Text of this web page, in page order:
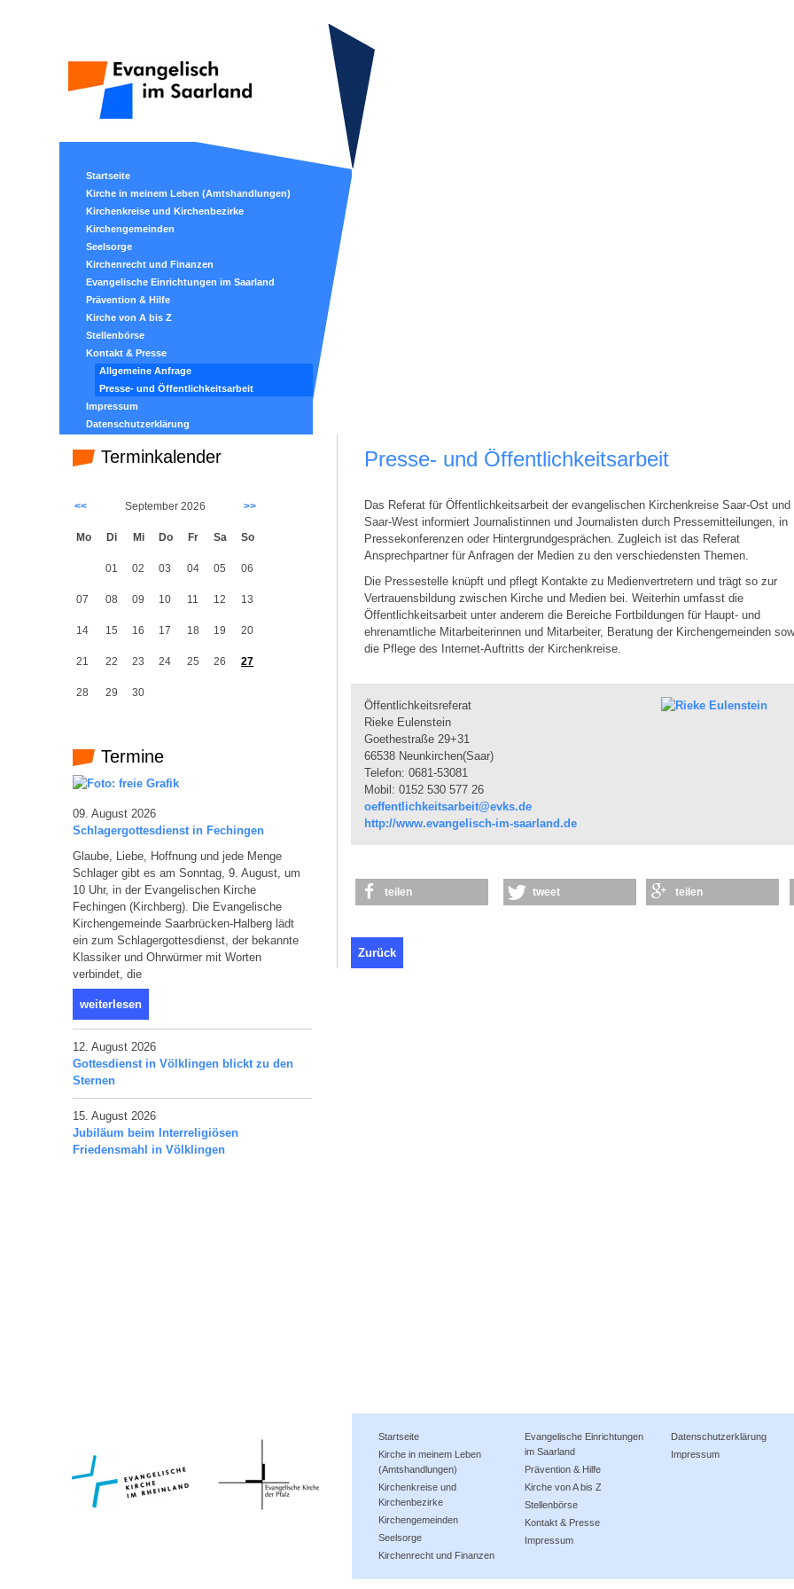
Startseite
Kirche in meinem Leben (Amtshandlungen)
Kirchenkreise und Kirchenbezirke
Kirchengemeinden
Seelsorge
Kirchenrecht und Finanzen
Evangelische Einrichtungen im Saarland
Prävention & Hilfe
Kirche von A bis Z
Stellenbörse
Kontakt & Presse
Allgemeine Anfrage
Presse- und Öffentlichkeitsarbeit
Impressum
Datenschutzerklärung
Terminkalender
<< September 2026 >>
Mo Di Mi Do Fr Sa So
01 02 03 04 05 06
07 08 09 10 11 12 13
14 15 16 17 18 19 20
21 22 23 24 25 26 27
28 29 30
Termine
09. August 2026
Schlagergottesdienst in Fechingen
Glaube, Liebe, Hoffnung und jede Menge
Schlager gibt es am Sonntag, 9. August, um
10 Uhr, in der Evangelischen Kirche
Fechingen (Kirchberg). Die Evangelische
Kirchengemeinde Saarbrücken-Halberg lädt
ein zum Schlagergottesdienst, der bekannte
Klassiker und Ohrwürmer mit Worten
verbindet, die
weiterlesen
12. August 2026
Gottesdienst in Völklingen blickt zu den
Sternen
15. August 2026
Jubiläum beim Interreligiösen
Friedensmahl in Völklingen
Presse- und Öffentlichkeitsarbeit
Das Referat für Öffentlichkeitsarbeit der evangelischen Kirchenkreise Saar-Ost und
Saar-West informiert Journalistinnen und Journalisten durch Pressemitteilungen, in
Pressekonferenzen oder Hintergrundgesprächen. Zugleich ist das Referat
Ansprechpartner für Anfragen der Medien zu den verschiedensten Themen.
Die Pressestelle knüpft und pflegt Kontakte zu Medienvertretern und trägt so zur
Vertrauensbildung zwischen Kirche und Medien bei. Weiterhin umfasst die
Öffentlichkeitsarbeit unter anderem die Bereiche Fortbildungen für Haupt- und
ehrenamtliche Mitarbeiterinnen und Mitarbeiter, Beratung der Kirchengemeinden
die Pflege des Internet-Auftritts der Kirchenkreise.
Öffentlichkeitsreferat
Rieke Eulenstein
Goethestraße 29+31
66538 Neunkirchen(Saar)
Telefon: 0681-53081
Mobil: 0152 530 577 26
oeffentlichkeitsarbeit@evks.de
http://www.evangelisch-im-saarland.de
teilen tweet teilen
Zurück
Startseite
Kirche in meinem Leben
(Amtshandlungen)
Kirchenkreise und
Kirchenbezirke
Kirchengemeinden
Seelsorge
Kirchenrecht und Finanzen
Evangelische Einrichtungen
im Saarland
Prävention & Hilfe
Kirche von A bis Z
Stellenbörse
Kontakt & Presse
Impressum
Datenschutzerklärung
Impressum